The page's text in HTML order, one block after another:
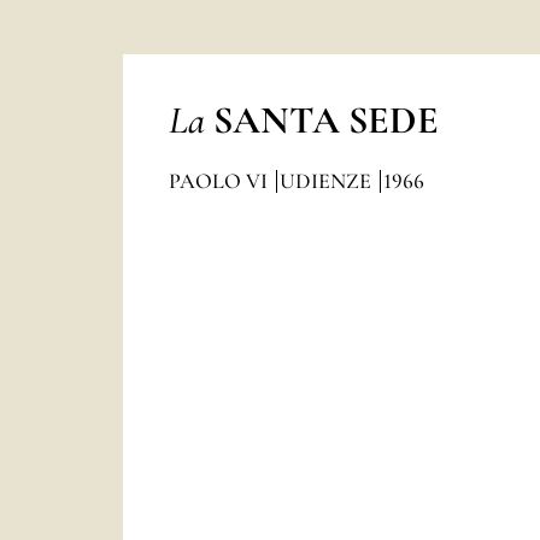
La SANTA SEDE
PAOLO VI UDIENZE 1966